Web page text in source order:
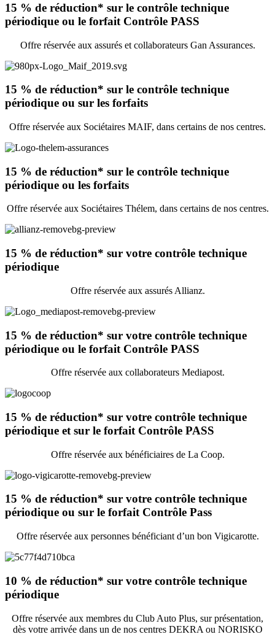
15 % de réduction* sur le contrôle technique
périodique ou le forfait Contrôle PASS
Offre réservée aux assurés et collaborateurs Gan Assurances.
15 % de réduction* sur le contrôle technique
périodique ou sur les forfaits
Offre réservée aux Sociétaires MAIF, dans certains de nos centres.
15 % de réduction* sur le contrôle technique
périodique ou les forfaits
Offre réservée aux Sociétaires Thélem, dans certains de nos centres.
15 % de réduction* sur votre contrôle technique
périodique
Offre réservée aux assurés Allianz.
15 % de réduction* sur votre contrôle technique
périodique ou le forfait Contrôle PASS
Offre réservée aux collaborateurs Mediapost.
15 % de réduction* sur votre contrôle technique
périodique et sur le forfait Contrôle PASS
Offre réservée aux bénéficiaires de La Coop.
15 % de réduction* sur votre contrôle technique
périodique ou sur le forfait Contrôle Pass
Offre réservée aux personnes bénéficiant d’un bon Vigicarotte.
10 % de réduction* sur votre contrôle technique
périodique
Offre réservée aux membres du Club Auto Plus, sur présentation,
dès votre arrivée dans un de nos centres DEKRA ou NORISKO